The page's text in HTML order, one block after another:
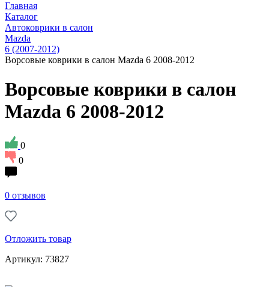
Главная
Каталог
Автоковрики в салон
Mazda
6 (2007-2012)
Ворсовые коврики в салон Mazda 6 2008-2012
Ворсовые коврики в салон
Mazda 6 2008-2012
0
0
0 отзывов
Отложить товар
Артикул: 73827